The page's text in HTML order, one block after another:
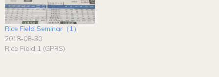
Rice Field Seminar（1）
2018-08-30
Rice Field 1 (GPRS)